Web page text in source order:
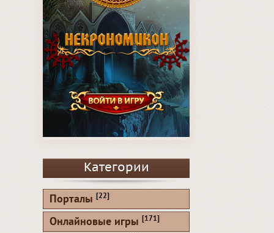
Категории
Порталы [22]
Онлайновые игры [171]